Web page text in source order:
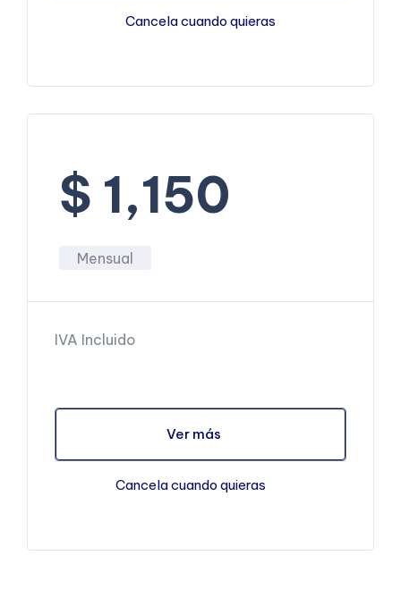
Cancela cuando quieras
$ 1,150
Mensual
IVA Incluido
Ver más
Cancela cuando quieras